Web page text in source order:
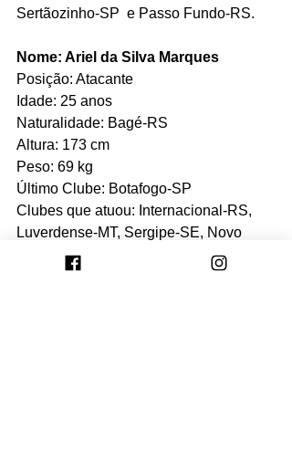
Sertãozinho-SP  e Passo Fundo-RS.
Nome: Ariel da Silva Marques
Posição: Atacante
Idade: 25 anos
Naturalidade: Bagé-RS
Altura: 173 cm
Peso: 69 kg
Último Clube: Botafogo-SP
Clubes que atuou: Internacional-RS,
Luverdense-MT, Sergipe-SE, Novo
Horizonte-RS, Jaraguá-GO, Pelotas-
RS, São Luiz-RS e Botafogo-SP.